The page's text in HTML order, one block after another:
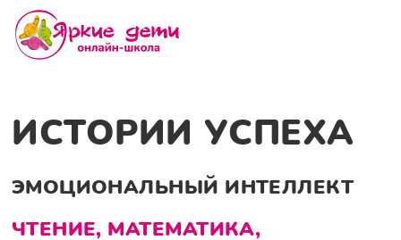
ИСТОРИИ УСПЕХА
ЭМОЦИОНАЛЬНЫЙ ИНТЕЛЛЕКТ
ЧТЕНИЕ, МАТЕМАТИКА,